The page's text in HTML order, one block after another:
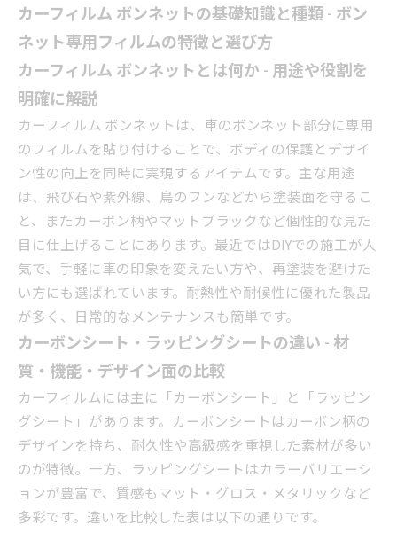
カーフィルム ボンネットの基礎知識と種類 - ボン
ネット専用フィルムの特徴と選び方
カーフィルム ボンネットとは何か - 用途や役割を
明確に解説
カーフィルム ボンネットは、車のボンネット部分に専用
のフィルムを貼り付けることで、ボディの保護とデザイ
ン性の向上を同時に実現するアイテムです。主な用途
は、飛び石や紫外線、鳥のフンなどから塗装面を守るこ
と、またカーボン柄やマットブラックなど個性的な見た
目に仕上げることにあります。最近ではDIYでの施工が人
気で、手軽に車の印象を変えたい方や、再塗装を避けた
い方にも選ばれています。耐熱性や耐候性に優れた製品
が多く、日常的なメンテナンスも簡単です。
カーボンシート・ラッピングシートの違い - 材
質・機能・デザイン面の比較
カーフィルムには主に「カーボンシート」と「ラッピン
グシート」があります。カーボンシートはカーボン柄の
デザインを持ち、耐久性や高級感を重視した素材が多い
のが特徴。一方、ラッピングシートはカラーバリエーシ
ョンが豊富で、質感もマット・グロス・メタリックなど
多彩です。違いを比較した表は以下の通りです。